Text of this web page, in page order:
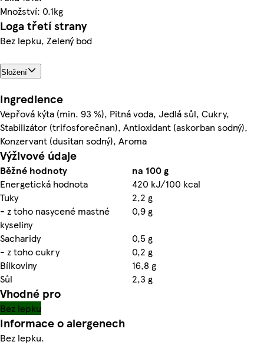
Množství: 0.1kg
Loga třetí strany
Bez lepku, Zelený bod
Složení
Ingredience
Vepřová kýta (min. 93 %), Pitná voda, Jedlá sůl, Cukry,
Stabilizátor (trifosforečnan), Antioxidant (askorban sodný),
Konzervant (dusitan sodný), Aroma
Výživové údaje
Běžné hodnoty
na 100 g
Energetická hodnota
420 kJ/100 kcal
Tuky
2,2 g
- z toho nasycené mastné
kyseliny
0,9 g
Sacharidy
0,5 g
- z toho cukry
0,2 g
Bílkoviny
16,8 g
Sůl
2,3 g
Vhodné pro
Bez lepku
Informace o alergenech
Bez lepku.